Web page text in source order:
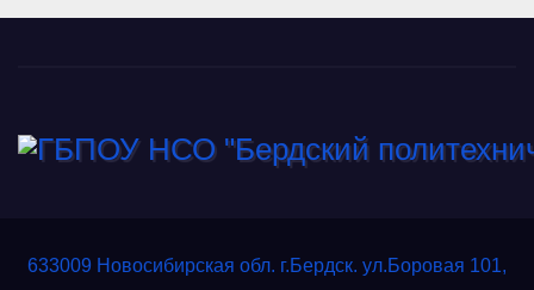
633009 Новосибирская обл. г.Бердск. ул.Боровая 101,